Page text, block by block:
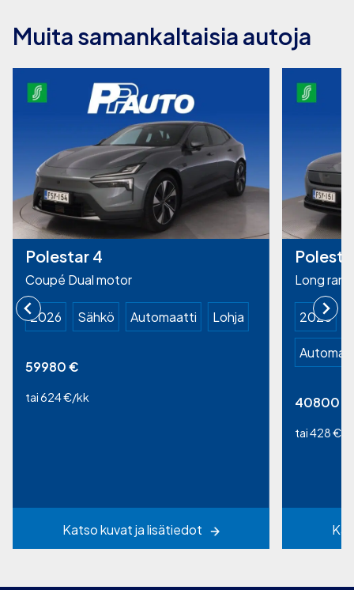
Muita samankaltaisia autoja
Polestar 4
Coupé Dual motor
2026 Sähkö Automaatti Lohja
59980€
tai 624 €/kk
Katso kuvat ja lisätiedot
Long
2025
40800
tai 428 €/